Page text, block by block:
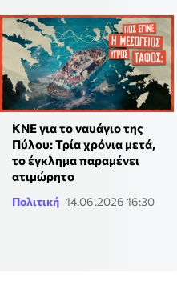
ΚΝΕ για το ναυάγιο της
Πύλου: Τρία χρόνια μετά,
το έγκλημα παραμένει
ατιμώρητο
Πολιτική 14.06.2026 16:30